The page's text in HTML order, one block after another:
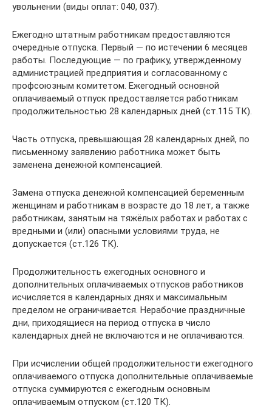
увольнении (виды оплат: 040, 037).
Ежегодно штатным работникам предоставляются
очередные отпуска. Первый — по истечении 6 месяцев
работы. Последующие — по графику, утвержденному
администрацией предприятия и согласованному с
профсоюзным комитетом. Ежегодный основной
оплачиваемый отпуск предоставляется работникам
продолжительностью 28 календарных дней (ст.115 ТК).
Часть отпуска, превышающая 28 календарных дней, по
письменному заявлению работника может быть
заменена денежной компенсацией.
Замена отпуска денежной компенсацией беременным
женщинам и работникам в возрасте до 18 лет, а также
работникам, занятым на тяжёлых работах и работах с
вредными и (или) опасными условиями труда, не
допускается (ст.126 ТК).
Продолжительность ежегодных основного и
дополнительных оплачиваемых отпусков работников
исчисляется в календарных днях и максимальным
пределом не ограничивается. Нерабочие праздничные
дни, приходящиеся на период отпуска в число
календарных дней не включаются и не оплачиваются.
При исчислении общей продолжительности ежегодного
оплачиваемого отпуска дополнительные оплачиваемые
отпуска суммируются с ежегодным основным
оплачиваемым отпуском (ст.120 ТК).